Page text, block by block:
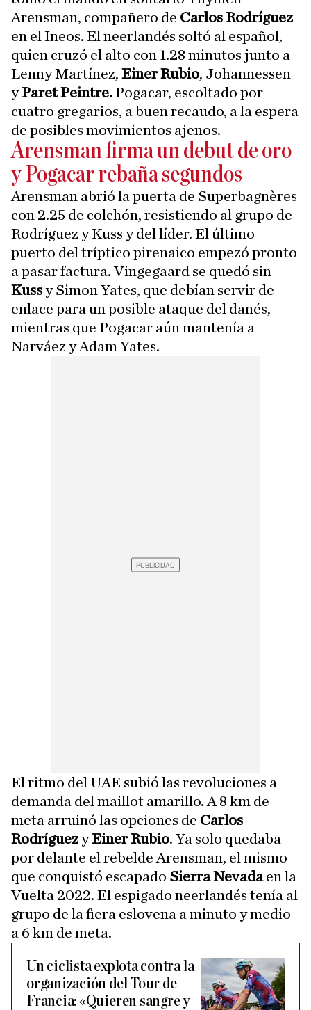
Arensman, compañero de Carlos Rodríguez
en el Ineos. El neerlandés soltó al español,
quien cruzó el alto con 1.28 minutos junto a
Lenny Martínez, Einer Rubio, Johannessen
yParet Peintre.Pogacar, escoltado por
cuatro gregarios, a buen recaudo, a la espera
de posibles movimientos ajenos.
Arensman firma un debut de oro
y Pogacar rebaña segundos
Arensman abrió la puerta de Superbagnères
con 2.25 de colchón, resistiendo al grupo de
Rodríguez y Kuss y del líder. El último
puerto del tríptico pirenaico empezó pronto
a pasar factura. Vingegaard se quedó sin
Kussy Simon Yates, que debían servir de
enlace para un posible ataque del danés,
mientras que Pogacar aún mantenía a
Narváez y Adam Yates.
El ritmo del UAE subió las revoluciones a
demanda del maillot amarillo. A 8 km de
meta arruinó las opciones de Carlos
RodríguezyEiner Rubio. Ya solo quedaba
por delante el rebelde Arensman, el mismo
que conquistó escapado Sierra Nevadaen la
Vuelta 2022. El espigado neerlandés tenía al
grupo de la fiera eslovena a minuto y medio
a 6 km de meta.
Un ciclista explota contra la
organización del Tour de
Francia: «Quieren sangre y